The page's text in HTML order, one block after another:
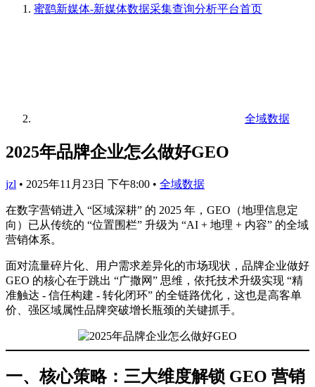
蜜鹞新媒体-新媒体数据采集查询分析平台首页
全域数据
2025年品牌企业怎么做好GEO
jzl • 2025年11月23日 下午8:00 • 全域数据
在数字营销进入 “区域深耕” 的 2025 年，GEO（地理信息定
向）已从传统的 “位置围栏” 升级为 “AI + 地理 + 内容” 的全域
营销体系。
面对流量碎片化、用户需求差异化的市场现状，品牌企业做好
GEO 的核心在于跳出 “广撒网” 思维，依托技术升级实现 “精
准触达 - 信任构建 - 转化闭环” 的全链路优化，这也是高客单
价、强区域属性品牌突破增长瓶颈的关键抓手。
一、核心策略：三大维度解锁 GEO 营销